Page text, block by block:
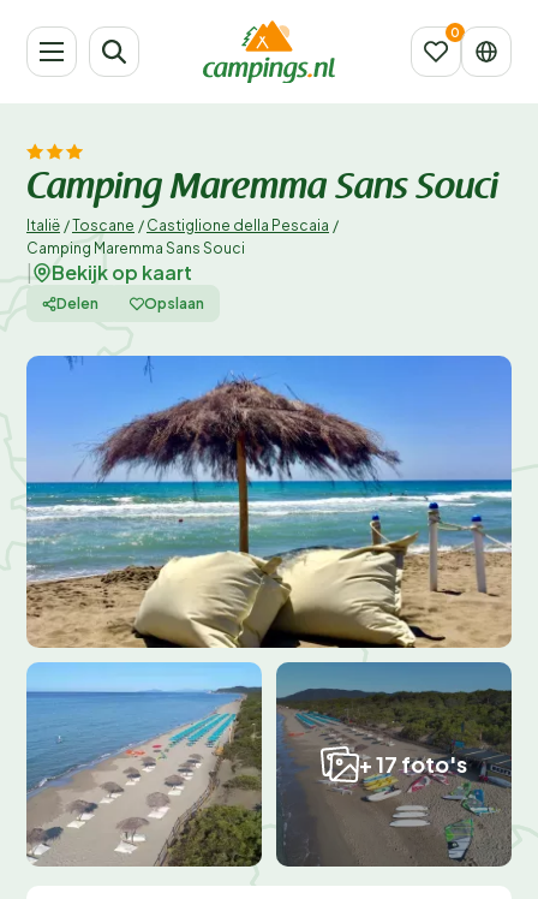
Camping Maremma Sans Souci
Italië /Toscane / Castiglione della Pescaia /
Camping Maremma Sans Souci
Bekijk op kaart
Delen Opslaan
+ 17 foto's